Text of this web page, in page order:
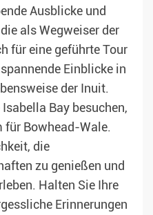
Ausblicke und
als Wegweiser der
für eine geführte Tour
Einblicke in
der Inuit.
Bay besuchen,
für Bowhead-Wale.
die
zu genießen und
Halten Sie Ihre
Erinnerungen